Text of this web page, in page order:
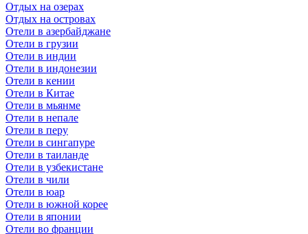
Отдых на озерах
Отдых на островах
Отели в азербайджане
Отели в грузии
Отели в индии
Отели в индонезии
Отели в кении
Отели в Китае
Отели в мьянме
Отели в непале
Отели в перу
Отели в сингапуре
Отели в таиланде
Отели в узбекистане
Отели в чили
Отели в юар
Отели в южной корее
Отели в японии
Отели во франции